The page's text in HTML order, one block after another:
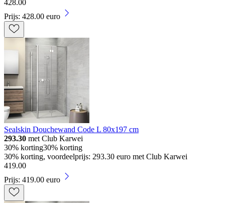
428.00
Prijs: 428.00 euro
Sealskin Douchewand Code L 80x197 cm
293.30 met Club Karwei
30% korting30% korting
30% korting, voordeelprijs: 293.30 euro met Club Karwei
419.00
Prijs: 419.00 euro